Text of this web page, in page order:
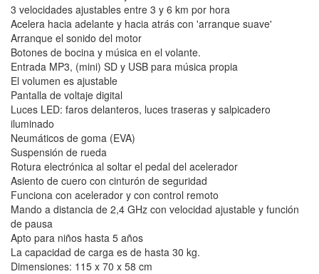
3 velocidades ajustables entre 3 y 6 km por hora
Acelera hacia adelante y hacia atrás con 'arranque suave'
Arranque el sonido del motor
Botones de bocina y música en el volante.
Entrada MP3, (mini) SD y USB para música propia
El volumen es ajustable
Pantalla de voltaje digital
Luces LED: faros delanteros, luces traseras y salpicadero
iluminado
Neumáticos de goma (EVA)
Suspensión de rueda
Rotura electrónica al soltar el pedal del acelerador
Asiento de cuero con cinturón de seguridad
Funciona con acelerador y con control remoto
Mando a distancia de 2,4 GHz con velocidad ajustable y función
de pausa
Apto para niños hasta 5 años
La capacidad de carga es de hasta 30 kg.
Dimensiones: 115 x 70 x 58 cm